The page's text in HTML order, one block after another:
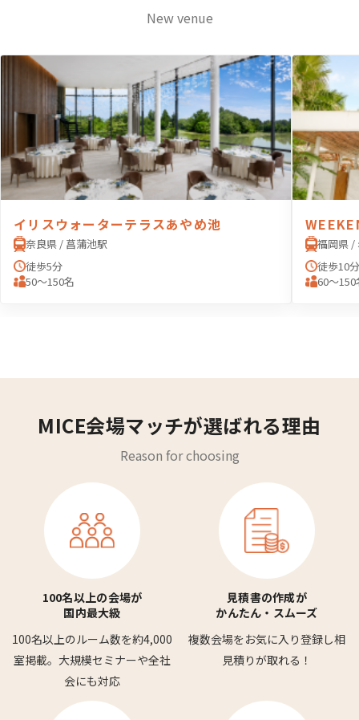
New venue
イリスウォーターテラスあやめ池
奈良県 / 菖蒲池駅
徒歩5分
50〜150名
福岡県 /
徒歩10
60〜150
MICE会場マッチが選ばれる理由
Reason for choosing
100名以上の会場が
国内最大級
100名以上のルーム数を約4,000
室掲載。 大規模セミナーや全社
会にも対応
見積書の作成が
かんたん・スムーズ
複数会場をお気に入り登録し相
見積りが取れる！